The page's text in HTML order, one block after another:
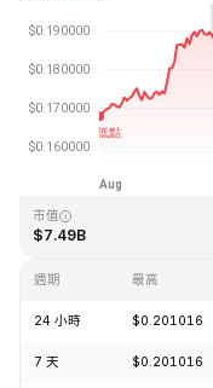
最近更新時間：2026-08-07
市值
$7.49B
週期 最高
24 小時 $0.201016
7 天 $0.201016